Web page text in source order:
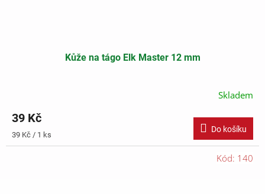
Kůže na tágo Elk Master 12 mm
Skladem
39 Kč
Měrná
cena:
39 Kč / 1 ks
Do košíku
Kód: 140